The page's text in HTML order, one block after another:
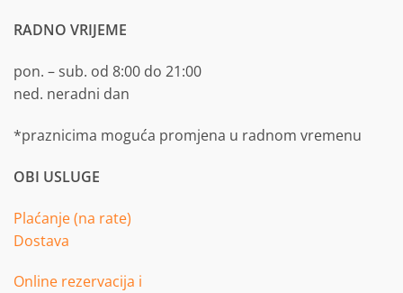
RADNO VRIJEME
pon. – sub. od 8:00 do 21:00
ned. neradni dan
*praznicima moguća promjena u radnom vremenu
OBI USLUGE
Plaćanje (na rate)
Dostava
Online rezervacija i